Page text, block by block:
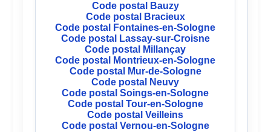
Code postal Bauzy
Code postal Bracieux
Code postal Fontaines-en-Sologne
Code postal Lassay-sur-Croisne
Code postal Millançay
Code postal Montrieux-en-Sologne
Code postal Mur-de-Sologne
Code postal Neuvy
Code postal Soings-en-Sologne
Code postal Tour-en-Sologne
Code postal Veilleins
Code postal Vernou-en-Sologne